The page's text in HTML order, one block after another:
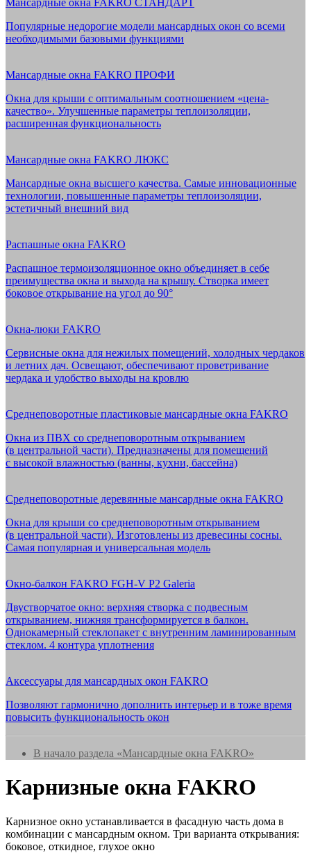
Мансардные окна FAKRO СТАНДАРТ
Популярные недорогие модели мансардных окон со всеми
необходимыми базовыми функциями
Мансардные окна FAKRO ПРОФИ
Окна для крыши с оптимальным соотношением «цена-
качество». Улучшенные параметры теплоизоляции,
расширенная функциональность
Мансардные окна FAKRO ЛЮКС
Мансардные окна высшего качества. Самые инновационные
технологии, повышенные параметры теплоизоляции,
эстетичный внешний вид
Распашные окна FAKRO
Распашное термоизоляционное окно объединяет в себе
преимущества окна и выхода на крышу. Створка имеет
боковое открывание на угол до 90°
Окна-люки FAKRO
Сервисные окна для нежилых помещений, холодных чердаков
и летних дач. Освещают, обеспечивают проветривание
чердака и удобство выходы на кровлю
Среднеповоротные пластиковые мансардные окна FAKRO
Окна из ПВХ со среднеповоротным открыванием
(в центральной части). Предназначены для помещений
с высокой влажностью (ванны, кухни, бассейна)
Среднеповоротные деревянные мансардные окна FAKRO
Окна для крыши со среднеповоротным открыванием
(в центральной части). Изготовлены из древесины сосны.
Самая популярная и универсальная модель
Окно-балкон FAKRO FGH-V P2 Galeria
Двустворчатое окно: верхняя створка с подвесным
открыванием, нижняя трансформируется в балкон.
Однокамерный стеклопакет с внутренним ламинированным
стеклом. 4 контура уплотнения
Аксессуары для мансардных окон FAKRO
Позволяют гармонично дополнить интерьер и в тоже время
повысить функциональность окон
В начало раздела «Мансардные окна FAKRO»
Карнизные окна FAKRO
Карнизное окно устанавливается в фасадную часть дома в
комбинации с мансардным окном. Три варианта открывания:
боковое, откидное, глухое окно